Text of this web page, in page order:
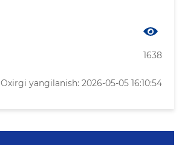
1638
Oxirgi yangilanish: 2026-05-05 16:10:54